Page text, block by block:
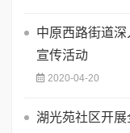
中原西路街道深
宣传活动
2020-04-20
湖光苑社区开